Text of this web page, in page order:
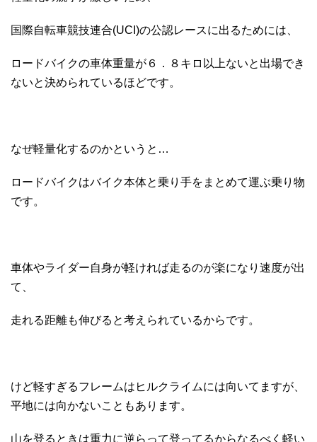
国際自転車競技連合(UCI)の公認レースに出るためには、
ロードバイクの車体重量が６．８キロ以上ないと出場でき
ないと決められているほどです。
なぜ軽量化するのかというと…
ロードバイクはバイク本体と乗り手をまとめて運ぶ乗り物
です。
車体やライダー自身が軽ければ走るのが楽になり速度が出
て、
走れる距離も伸びると考えられているからです。
けど軽すぎるフレームはヒルクライムには向いてますが、
平地には向かないこともあります。
山を登るときは重力に逆らって登ってるからなるべく軽い